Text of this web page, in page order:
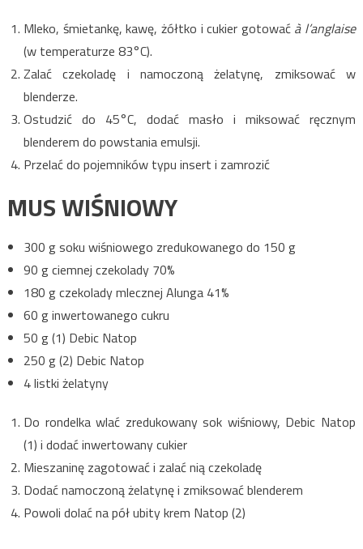
Mleko, śmietankę, kawę, żółtko i cukier gotować à l’anglaise
(w temperaturze 83°C).
Zalać czekoladę i namoczoną żelatynę, zmiksować w
blenderze.
Ostudzić do 45°C, dodać masło i miksować ręcznym
blenderem do powstania emulsji.
Przelać do pojemników typu insert i zamrozić
MUS WIŚNIOWY
300 g soku wiśniowego zredukowanego do 150 g
90 g ciemnej czekolady 70%
180 g czekolady mlecznej Alunga 41%
60 g inwertowanego cukru
50 g (1) Debic Natop
250 g (2) Debic Natop
4 listki żelatyny
Do rondelka wlać zredukowany sok wiśniowy, Debic Natop
(1) i dodać inwertowany cukier
Mieszaninę zagotować i zalać nią czekoladę
Dodać namoczoną żelatynę i zmiksować blenderem
Powoli dolać na pół ubity krem Natop (2)